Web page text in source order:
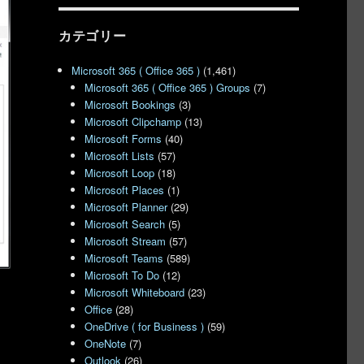
カテゴリー
Microsoft 365 ( Office 365 ) (1,461)
Microsoft 365 ( Office 365 ) Groups (7)
Microsoft Bookings (3)
Microsoft Clipchamp (13)
Microsoft Forms (40)
Microsoft Lists (57)
Microsoft Loop (18)
Microsoft Places (1)
Microsoft Planner(29)
Microsoft Search (5)
Microsoft Stream (57)
Microsoft Teams (589)
Microsoft To Do (12)
Microsoft Whiteboard (23)
Office (28)
OneDrive ( for Business ) (59)
OneNote (7)
Outlook (26)